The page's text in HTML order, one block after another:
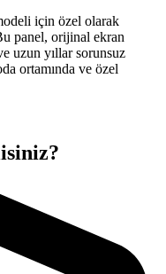
için özel olarak
panel, orijinal ekran
uzun yıllar sorunsuz
ortamında ve özel